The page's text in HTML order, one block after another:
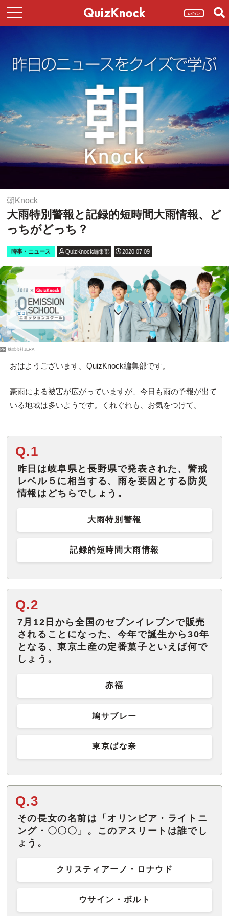
ログイン
朝Knock
大雨特別警報と記録的短時間大雨情報、ど
っちがどっち？
時事・ニュース QuizKnock編集部 2020.07.09
PR 株式会社JERA
おはようございます。QuizKnock編集部です。
豪雨による被害が広がっていますが、今日も雨の予報が出て
いる地域は多いようです。くれぐれも、お気をつけて。
Q.1
昨日は岐阜県と長野県で発表された、警戒
レベル５に相当する、雨を要因とする防災
情報はどちらでしょう。
大雨特別警報
記録的短時間大雨情報
Q.2
7月12日から全国のセブンイレブンで販売
されることになった、今年で誕生から30年
となる、東京土産の定番菓子といえば何で
しょう。
赤福
鳩サブレー
東京ばな奈
Q.3
その長女の名前は「オリンピア・ライトニ
ング・〇〇〇」。このアスリートは誰でし
ょう。
クリスティアーノ・ロナウド
ウサイン・ボルト